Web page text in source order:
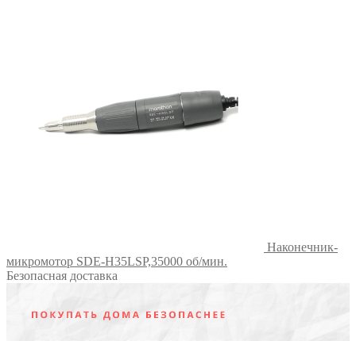
Наконечник-
микромотор SDE-H35LSP,35000 об/мин.
Безопасная доставка